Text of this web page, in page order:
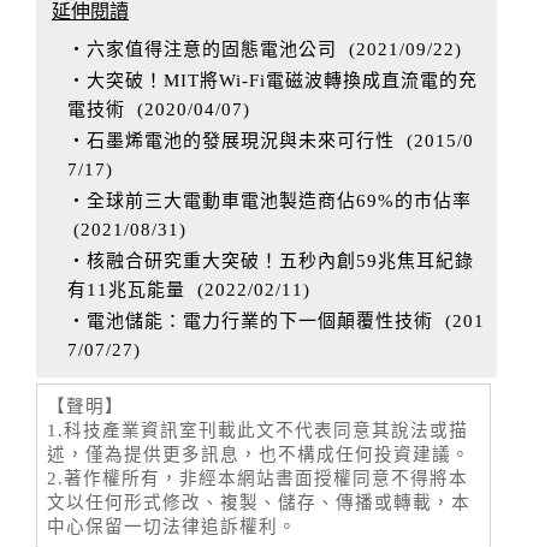
延伸閱讀
‧六家值得注意的固態電池公司 (2021/09/22)
‧大突破！MIT將Wi-Fi電磁波轉換成直流電的充
電技術 (2020/04/07)
‧石墨烯電池的發展現況與未來可行性
(2015/0
7/17)
‧全球前三大電動車電池製造商佔69%的市佔率
(2021/08/31)
‧核融合研究重大突破！五秒內創59兆焦耳紀錄
有11兆瓦能量 (2022/02/11)
‧電池儲能：電力行業的下一個顛覆性技術 (201
7/07/27)
【聲明】
1.科技產業資訊室刊載此文不代表同意其說法或描
述，僅為提供更多訊息，也不構成任何投資建議。
2.著作權所有，非經本網站書面授權同意不得將本
文以任何形式修改、複製、儲存、傳播或轉載，本
中心保留一切法律追訴權利。